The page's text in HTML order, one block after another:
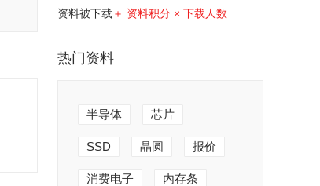
资料被下载 ＋ 资料积分 × 下载人数
热门资料
半导体 芯片
SSD 晶圆 报价
消费电子 内存条